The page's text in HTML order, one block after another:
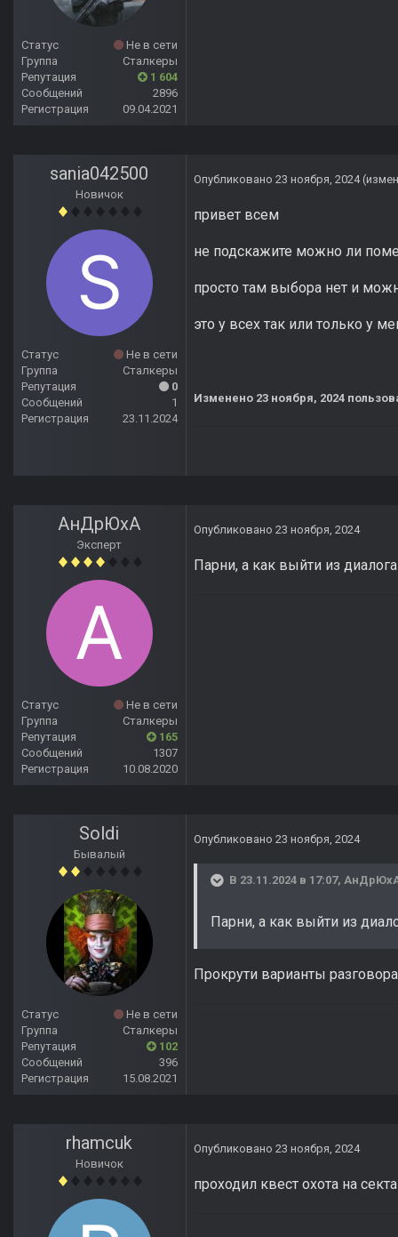
Статус
Не в сети
Группа
Сталкеры
Репутация
1 604
Сообщений
2896
Регистрация
09.04.2021
sania042500
Новичок
Статус
Не в сети
Группа
Сталкеры
Репутация
0
Сообщений
1
Регистрация
23.11.2024
Опубликовано 23 ноября, 2024
привет всем
не подскажите можно ли
просто там выбора нет и
это у всех так или только у
Изменено 23 ноября, 2024
АнДрЮхА
Эксперт
Статус
Не в сети
Группа
Сталкеры
Репутация
165
Сообщений
1307
Регистрация
10.08.2020
Опубликовано 23 ноября, 2024
Парни, а как выйти из
Soldi
Бывалый
Статус
Не в сети
Группа
Сталкеры
Репутация
102
Сообщений
396
Регистрация
15.08.2021
Опубликовано 23 ноября, 2024
В 23.11.2024 в 17:07,
Парни, а как выйти из
Прокрути варианты
rhamcuk
Новичок
Опубликовано 23 ноября, 2024
проходил квест охота на